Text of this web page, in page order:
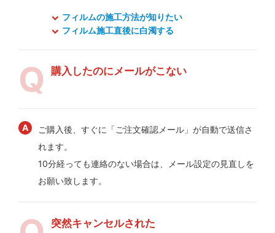
フィルムの施工方法が知りたい
フィルム施工直後に白濁する
購入したのにメールがこない
ご購入後、すぐに「ご注文確認メール」が自動で送信さ
れます。
10分経っても連絡のない場合は、メール設定の見直しを
お願い致します。
突然キャンセルされた